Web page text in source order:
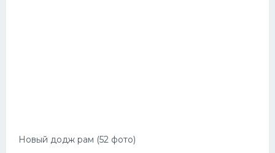
Новый додж рам (52 фото)